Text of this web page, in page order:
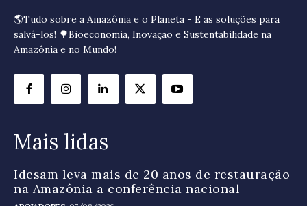
🌎Tudo sobre a Amazônia e o Planeta - E as soluções para
salvá-los! 🌳Bioeconomia, Inovação e Sustentabilidade na
Amazônia e no Mundo!
Mais lidas
Idesam leva mais de 20 anos de restauração
na Amazônia a conferência nacional